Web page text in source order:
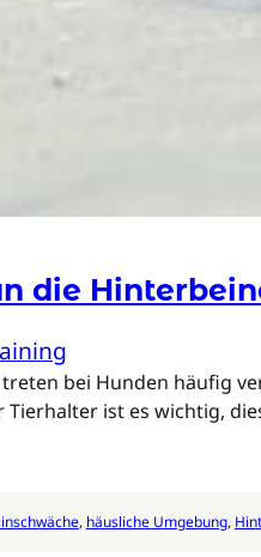
die
bei Hunden häufig
Tierhalter ist es wichtig,
, häusliche Umgebung,